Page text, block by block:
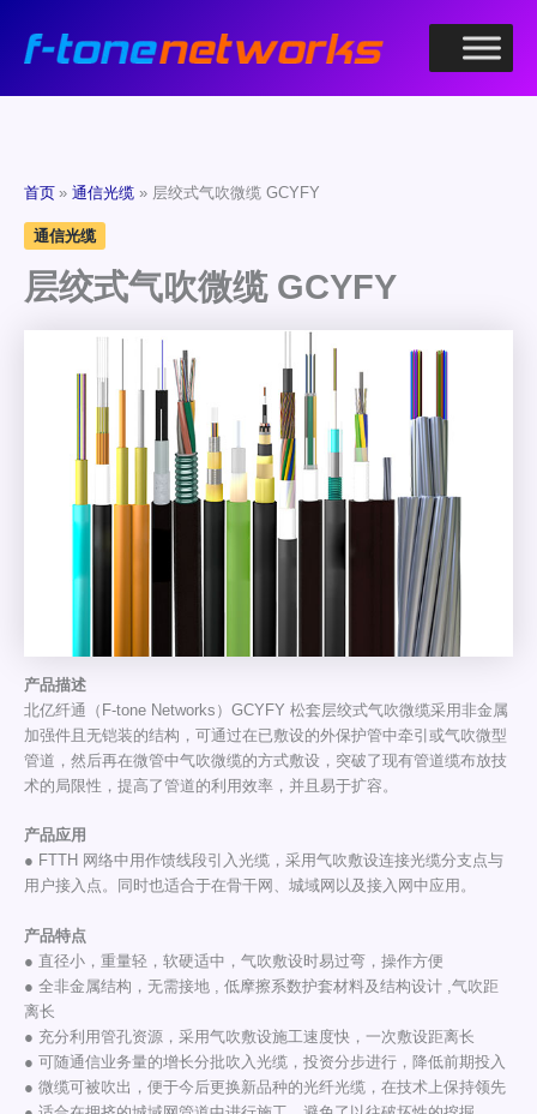
首页 通信光缆 层绞式气吹微缆 GCYFY
通信光缆
层绞式气吹微缆 GCYFY
产品描述
北亿纤通（F-tone Networks）GCYFY 松套层绞式气吹微缆采用非金属
加强件且无铠装的结构，可通过在已敷设的外保护管中牵引或气吹微型
管道，然后再在微管中气吹微缆的方式敷设，突破了现有管道缆布放技
术的局限性，提高了管道的利用效率，并且易于扩容。
产品应用
● FTTH 网络中用作馈线段引入光缆，采用气吹敷设连接光缆分支点与
用户接入点。同时也适合于在骨干网、城域网以及接入网中应用。
产品特点
● 直径小，重量轻，软硬适中，气吹敷设时易过弯，操作方便
● 全非金属结构，无需接地 , 低摩擦系数护套材料及结构设计 ,气吹距
离长
● 充分利用管孔资源，采用气吹敷设施工速度快，一次敷设距离长
● 可随通信业务量的增长分批吹入光缆，投资分步进行，降低前期投入
● 微缆可被吹出，便于今后更换新品种的光纤光缆，在技术上保持领先